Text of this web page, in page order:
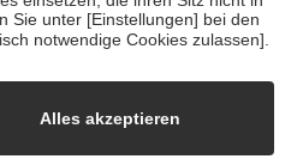
Bewertungen handelt. Mehr